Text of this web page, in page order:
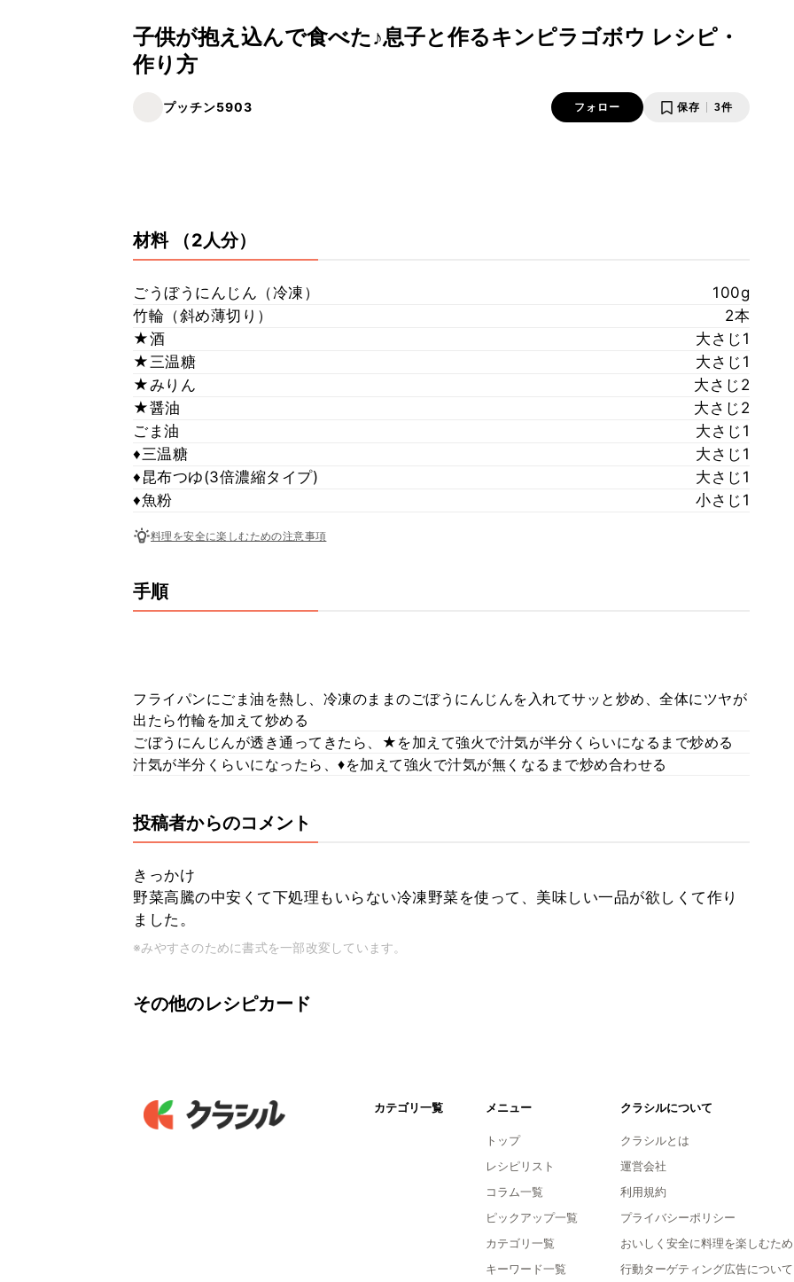
子供が抱え込んで食べた♪息子と作るキンピラゴボウ レシピ・
作り方
プッチン5903 フォロー 保存 3件
材料 （2人分）
ごうぼうにんじん（冷凍）
100g
竹輪（斜め薄切り）
2本
★酒
大さじ1
★三温糖
大さじ1
★みりん
大さじ2
★醤油
大さじ2
ごま油
大さじ1
♦三温糖
大さじ1
♦昆布つゆ(3倍濃縮タイプ)
大さじ1
♦魚粉
小さじ1
料理を安全に楽しむための注意事項
手順
フライパンにごま油を熱し、冷凍のままのごぼうにんじんを入れてサッと炒め、全体にツヤが
出たら竹輪を加えて炒める
ごぼうにんじんが透き通ってきたら、★を加えて強火で汁気が半分くらいになるまで炒める
汁気が半分くらいになったら、♦を加えて強火で汁気が無くなるまで炒め合わせる
投稿者からのコメント
きっかけ
野菜高騰の中安くて下処理もいらない冷凍野菜を使って、美味しい一品が欲しくて作り
ました。
※みやすさのために書式を一部改変しています。
その他のレシピカード
カテゴリ一覧 メニュー
トップ
レシピリスト
コラム一覧
ピックアップ一覧
カテゴリ一覧
キーワード一覧
クラシルについて
クラシルとは
運営会社
利用規約
プライバシーポリシー
おいしく安全に料理を楽しむため
行動ターゲティング広告について